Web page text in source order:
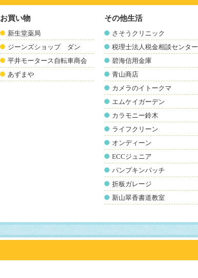
お買い物
新生堂薬局
ジーンズショップ ダン
平井モータース自転車商会
あずまや
その他生活
さそうクリニック
税理士法人税金相談センター
碧海信用金庫
青山商店
カメラのイトークマ
エムケイガーデン
カラモニー鈴木
ライフクリーン
オンディーン
ECCジュニア
パンプキンパッチ
折板ガレージ
新山翠香書道教室